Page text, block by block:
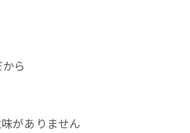
ら
がありません